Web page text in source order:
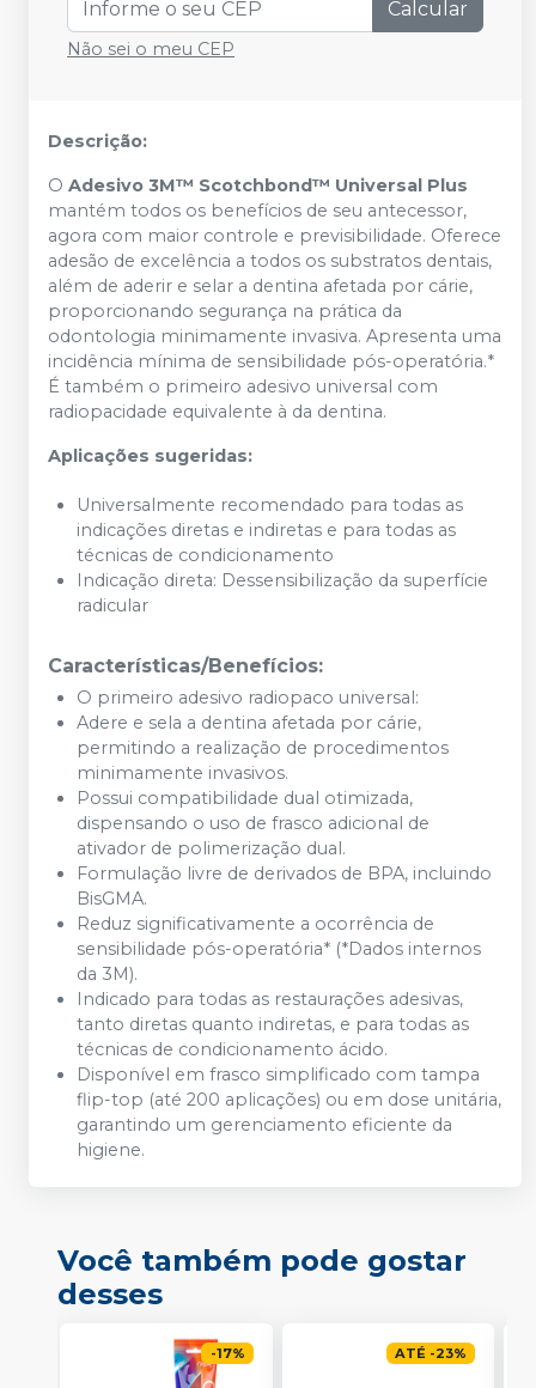
Calcular
Não sei o meu CEP
Descrição:
O Adesivo 3M™ Scotchbond™ Universal Plus
mantém todos os benefícios de seu antecessor,
agora com maior controle e previsibilidade. Oferece
adesão de excelência a todos os substratos dentais,
além de aderir e selar a dentina afetada por cárie,
proporcionando segurança na prática da
odontologia minimamente invasiva. Apresenta uma
incidência mínima de sensibilidade pós-operatória.*
É também o primeiro adesivo universal com
radiopacidade equivalente à da dentina.
Aplicações sugeridas:
Universalmente recomendado para todas as
indicações diretas e indiretas e para todas as
técnicas de condicionamento
Indicação direta: Dessensibilização da superfície
radicular
Características/Benefícios:
O primeiro adesivo radiopaco universal:
Adere e sela a dentina afetada por cárie,
permitindo a realização de procedimentos
minimamente invasivos.
Possui compatibilidade dual otimizada,
dispensando o uso de frasco adicional de
ativador de polimerização dual.
Formulação livre de derivados de BPA, incluindo
BisGMA.
Reduz significativamente a ocorrência de
sensibilidade pós-operatória* (*Dados internos
da 3M).
Indicado para todas as restaurações adesivas,
tanto diretas quanto indiretas, e para todas as
técnicas de condicionamento ácido.
Disponível em frasco simplificado com tampa
flip-top (até 200 aplicações) ou em dose unitária,
garantindo um gerenciamento eficiente da
higiene.
Você também pode gostar
desses
-17% ATÉ -23%